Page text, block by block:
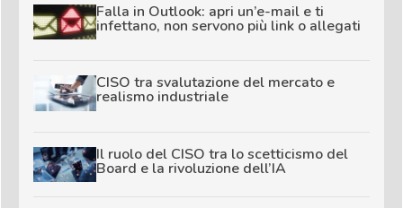
Falla in Outlook: apri un’e-mail e ti
infettano, non servono più link o allegati
CISO tra svalutazione del mercato e
realismo industriale
Il ruolo del CISO tra lo scetticismo del
Board e la rivoluzione dell’IA